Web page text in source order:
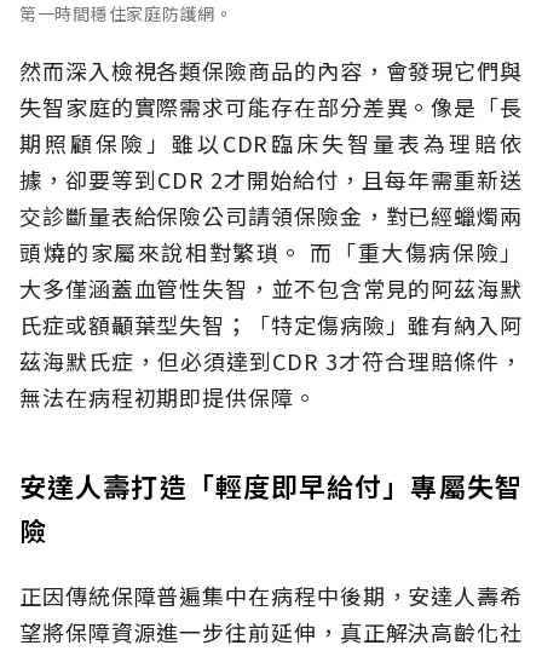
第一時間穩住家庭防護網。
然而深入檢視各類保險商品的內容，會發現它們與
失智家庭的實際需求可能存在部分差異。像是「長
期照顧保險」雖以CDR臨床失智量表為理賠依
據，卻要等到CDR 2才開始給付，且每年需重新送
交診斷量表給保險公司請領保險金，對已經蠟燭兩
頭燒的家屬來說相對繁瑣。 而「重大傷病保險」
大多僅涵蓋血管性失智，並不包含常見的阿茲海默
氏症或額顳葉型失智；「特定傷病險」雖有納入阿
茲海默氏症，但必須達到CDR 3才符合理賠條件，
無法在病程初期即提供保障。
安達人壽打造「輕度即早給付」專屬失智
險
正因傳統保障普遍集中在病程中後期，安達人壽希
望將保障資源進一步往前延伸，真正解決高齡化社